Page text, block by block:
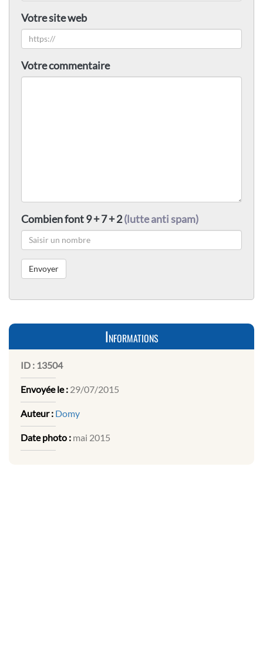
Votre site web
Votre commentaire
Combien font 9 + 7 + 2(lutte anti spam)
Informations
ID : 13504
Envoyée le : 29/07/2015
Auteur : Domy
Date photo : mai 2015